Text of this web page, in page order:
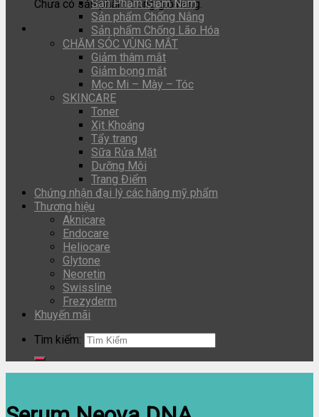
Chưa có sản phẩm trong giỏ hàng.
Sản Phẩm Giảm Nám
Sản phẩm Chống Nắng
Sản phẩm Chống Lão Hóa
CHĂM SÓC VÙNG MẮT
Giảm thâm mắt
Giảm bọng mắt
Mọc Mi – Mày – Tóc
SKINCARE
Toner
Xịt Khoáng
Tẩy trang
Sữa Rửa Mặt
Dưỡng Môi
Trang Điểm
Chứng nhận đại lý các hãng mỹ phẩm
Thương hiệu
Aknicare
Endocare
Heliocare
Glytone
Neoretin
Swissline
Frezyderm
Khuyến mãi
Tìm kiếm: